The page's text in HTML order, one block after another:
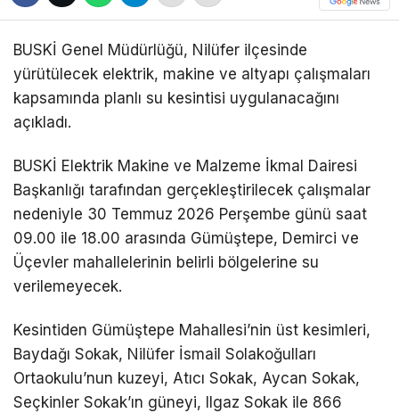
BUSKİ Genel Müdürlüğü, Nilüfer ilçesinde
yürütülecek elektrik, makine ve altyapı çalışmaları
kapsamında planlı su kesintisi uygulanacağını
açıkladı.
BUSKİ Elektrik Makine ve Malzeme İkmal Dairesi
Başkanlığı tarafından gerçekleştirilecek çalışmalar
nedeniyle 30 Temmuz 2026 Perşembe günü saat
09.00 ile 18.00 arasında Gümüştepe, Demirci ve
Üçevler mahallelerinin belirli bölgelerine su
verilemeyecek.
Kesintiden Gümüştepe Mahallesi’nin üst kesimleri,
Baydağı Sokak, Nilüfer İsmail Solakoğulları
Ortaokulu’nun kuzeyi, Atıcı Sokak, Aycan Sokak,
Seçkinler Sokak’ın güneyi, Ilgaz Sokak ile 866